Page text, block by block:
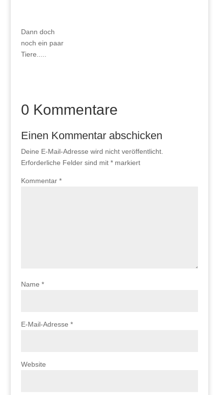
Dann doch
noch ein paar
Tiere.....
0 Kommentare
Einen Kommentar abschicken
Deine E-Mail-Adresse wird nicht veröffentlicht.
Erforderliche Felder sind mit *markiert
Kommentar *
Name *
E-Mail-Adresse *
Website